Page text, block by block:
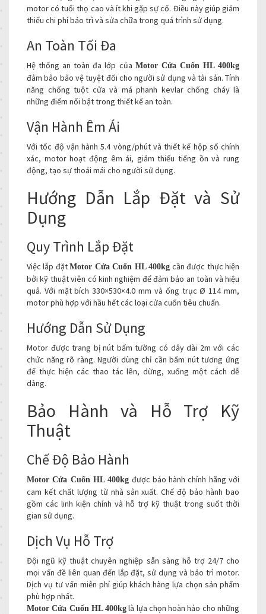
motor có tuổi thọ cao và ít khi gặp sự cố. Điều này giúp giảm
thiểu chi phí bảo trì và sửa chữa trong quá trình sử dụng.
An Toàn Tối Đa
Hệ thống an toàn đa lớp của Motor Cửa Cuốn HL 400kg
đảm bảo bảo vệ tuyệt đối cho người sử dụng và tài sản. Tính
năng chống tuột cửa và má phanh kevlar chống cháy là
những điểm nổi bật trong thiết kế an toàn.
Vận Hành Êm Ái
Với tốc độ vận hành 5.4 vòng/phút và thiết kế hộp số chính
xác, motor hoạt động êm ái, giảm thiểu tiếng ồn và rung
động, tạo sự thoải mái cho người sử dụng.
Hướng Dẫn Lắp Đặt và Sử
Dụng
Quy Trình Lắp Đặt
Việc lắp đặtMotor Cửa Cuốn HL 400kg cần được thực hiện
bởi kỹ thuật viên có kinh nghiệm để đảm bảo an toàn và hiệu
quả. Với mặt bích 330×530×4.0 mm và ống trục Ø 114 mm,
motor phù hợp với hầu hết các loại cửa cuốn tiêu chuẩn.
Hướng Dẫn Sử Dụng
Motor được trang bị nút bấm tường có dây dài 2m với các
chức năng rõ ràng. Người dùng chỉ cần bấm nút tương ứng
để thực hiện các thao tác lên, dừng, xuống một cách dễ
dàng.
Bảo Hành và Hỗ Trợ Kỹ
Thuật
Chế Độ Bảo Hành
Motor Cửa Cuốn HL 400kg được bảo hành chính hãng với
cam kết chất lượng từ nhà sản xuất. Chế độ bảo hành bao
gồm các linh kiện chính và hỗ trợ kỹ thuật trong suốt thời
gian sử dụng.
Dịch Vụ Hỗ Trợ
Đội ngũ kỹ thuật chuyên nghiệp sẵn sàng hỗ trợ 24/7 cho
mọi vấn đề liên quan đến lắp đặt, sử dụng và bảo trì motor.
Dịch vụ tư vấn miễn phí giúp khách hàng lựa chọn sản phẩm
phù hợp nhất.
Motor Cửa Cuốn HL 400kg là lựa chọn hoàn hảo cho những